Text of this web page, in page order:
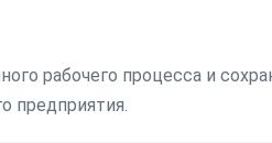
рабочего процесса и
предприятия.